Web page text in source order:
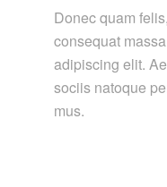
Donec quam
consequat
adipiscing elit.
sociis natoque
mus.